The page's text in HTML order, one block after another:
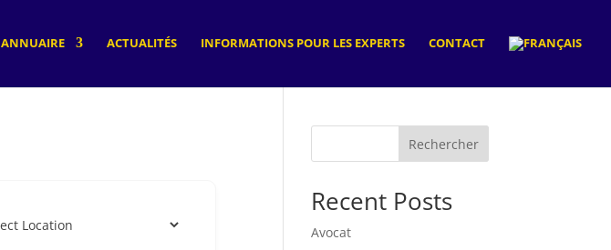
ANNUAIRE ACTUALITÉS INFORMATIONS POUR LES EXPERTS CONTACT
Rechercher
Recent Posts
Avocat